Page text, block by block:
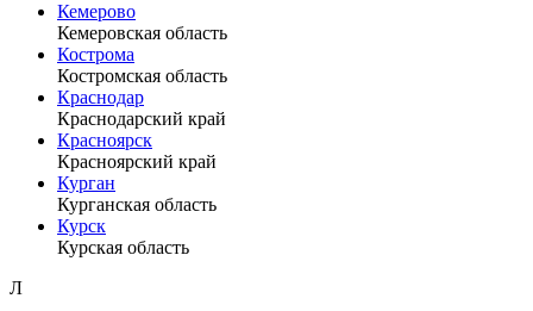
Кемерово
Кемеровская область
Кострома
Костромская область
Краснодар
Краснодарский край
Красноярск
Красноярский край
Курган
Курганская область
Курск
Курская область
Л